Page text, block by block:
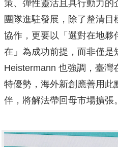
策、彈性靈活且具行動力的
團隊進駐發展，除了釐清
協作，更要以「選對在地夥
在」為成功前提，而非僅是
Heistermann 也強調，臺灣
特優勢，海外新創應善用此
伴，將解法帶回母市場擴張。